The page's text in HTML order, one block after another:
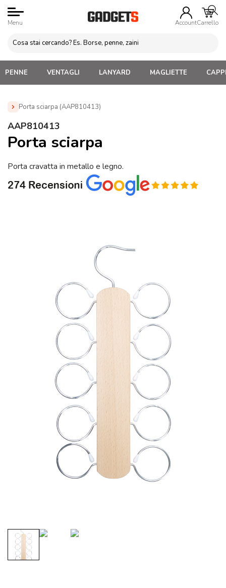
Menu AccountCarrello
PENNE VENTAGLI LANYARD MAGLIETTE
Porta sciarpa (AAP810413)
Home » Abbigliamento Personalizzato
AAP810413
Porta sciarpa
Porta cravatta in metallo e legno.